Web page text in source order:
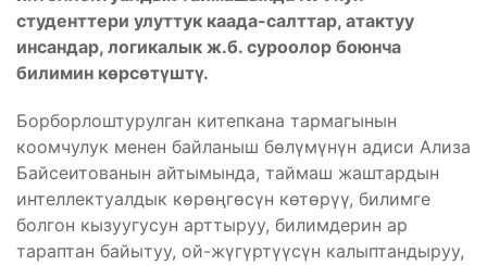
студенттери улуттук каада-салттар, атактуу
инсандар, логикалык ж.б. суроолор боюнча
билимин көрсөтүштү.
Борборлоштурулган китепкана тармагынын
коомчулук менен байланыш бөлүмүнүн адиси Ализа
Байсеитованын айтымында, таймаш жаштардын
интеллектуалдык көрөңгөсүн көтөрүү, билимге
болгон кызуугусун арттыруу, билимдерин ар
тараптан байытуу, ой-жүгүртүүсүн калыптандыруу,